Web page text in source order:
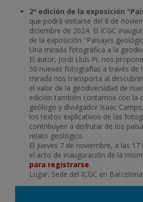
2ª edición de la exposición
que podrá visitarse del 8 de
diciembre de 2024. El ICGC
de la exposición "Paisajes
Una mirada fotográfica a la
El autor, Jordi Lluís Pi, nos
50 nuevas fotografías a través de
mirada nos transporta al
el valor de la geodiversidad de
edición también contamos con la
geólogo y divulgador Isaac
los textos explicativos de las
contribuyen a disfrutar de los
relato geológico.
El jueves 7 de noviembre, a las
el acto de inauguración de la
para registrarse.
Lugar: Sede del ICGC en Barcelona.